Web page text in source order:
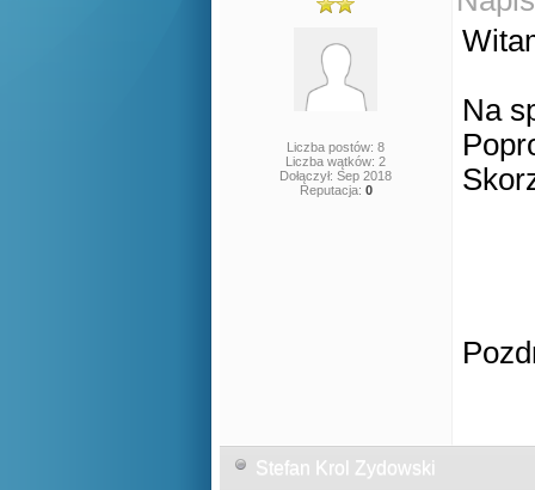
Liczba postów: 8
Liczba wątków: 2
Dołączył: Sep 2018
Reputacja: 0
Na
Stefan Krol Zydowski